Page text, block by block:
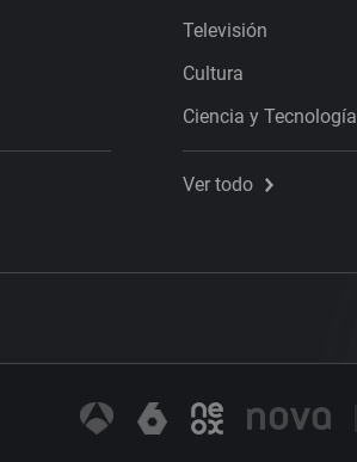
Televisión
Cultura
Ciencia y Tecnología
Ver todo